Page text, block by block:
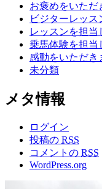
お褒めをいただ
ビジターレッス
レッスンを担当
乗馬体験を担当
感動をいただき
未分類
メタ情報
ログイン
投稿の RSS
コメントの RSS
WordPress.org